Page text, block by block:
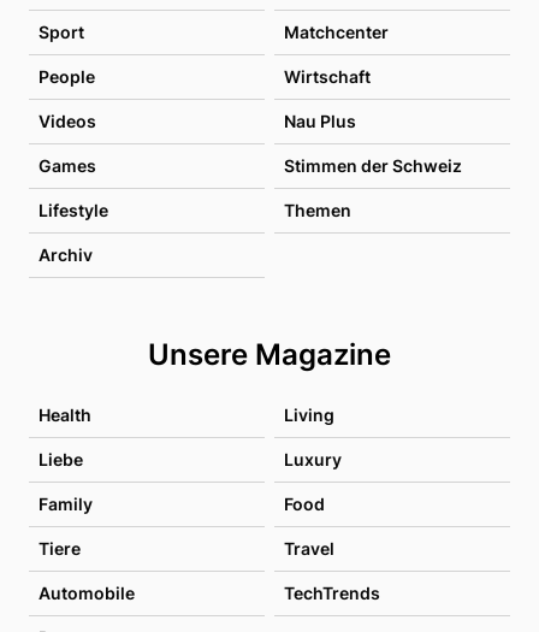
Sport Matchcenter
People Wirtschaft
Videos Nau Plus
Games Stimmen der Schweiz
Lifestyle Themen
Archiv
Unsere Magazine
Health Living
Liebe Luxury
Family Food
Tiere Travel
Automobile TechTrends